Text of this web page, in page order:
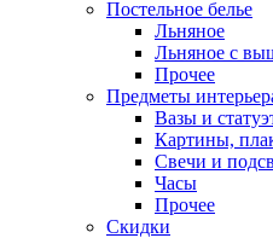
Постельное белье
Льняное
Льняное с
Прочее
Предметы
Вазы и
Картины,
Свечи и
Часы
Прочее
Скидки